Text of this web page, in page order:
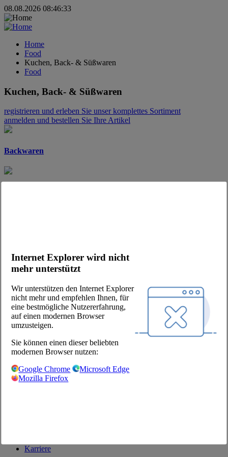
Internet Explorer wird nicht
mehr unterstützt
Wir unterstützen den Internet Explorer
nicht mehr und empfehlen Ihnen, für
eine bestmögliche Nutzererfahrung,
auf einen modernen Browser
umzusteigen.
Sie können einen dieser beliebten
modernen Browser nutzen:
Google Chrome
Microsoft Edge
Mozilla Firefox
08.08.2026 08:46:33
Home
Food
Kuchen, Back- & Süßwaren
Food
Kuchen, Back- & Süßwaren
registrieren und erleben Sie unser komplettes Sortiment
anmelden und bestellen Sie Ihre Artikel
Backwaren
Süßwaren & Knabbereien
Webshop
Fragen zum Webshop
Onlineshop-Videoanleitung
Kataloge
Werbung
Kontakt
Karriere